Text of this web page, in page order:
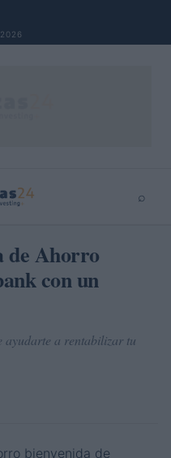
⌕
de Ahorro
con un
ayudarte a rentabilizar tu